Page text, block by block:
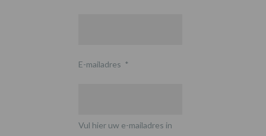
E-mailadres *
Vul hier uw e-mailadres in